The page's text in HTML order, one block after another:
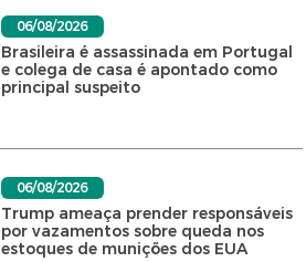
06/08/2026
Brasileira é assassinada em Portugal
e colega de casa é apontado como
principal suspeito
06/08/2026
Trump ameaça prender responsáveis
por vazamentos sobre queda nos
estoques de munições dos EUA